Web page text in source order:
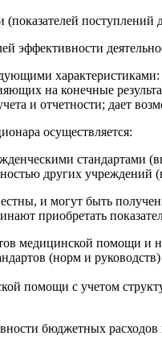
(показателей
эффективности
на конечные
и отчетности; дает
осуществляется:
стандартами
других
и могут быть
приобретать
медицинской помощи и
(норм и
помощи с учетом
бюджетных расходов